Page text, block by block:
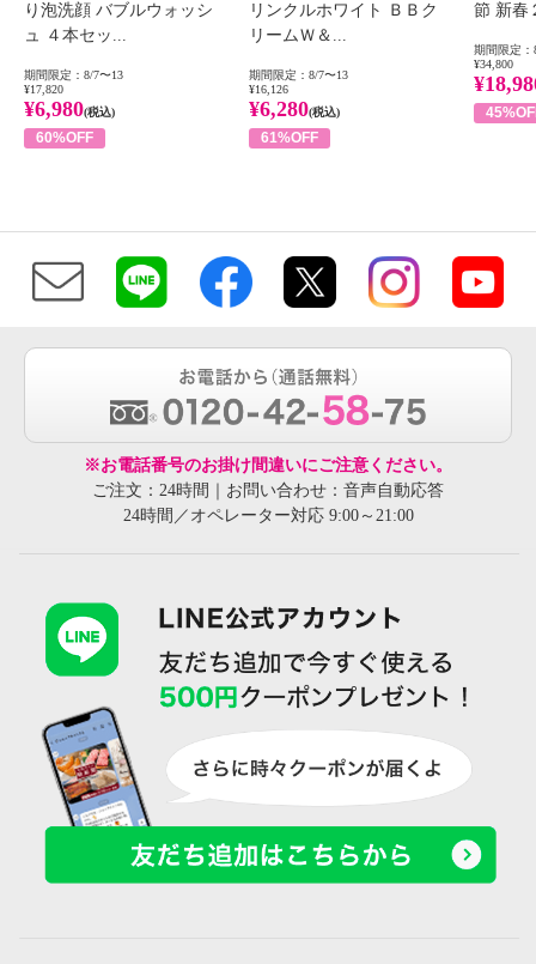
り泡洗顔 バブルウォッシ
ュ ４本セッ...
期間限定：8/7〜13
¥17,820
¥6,980(税込)
60%OFF
リンクルホワイト ＢＢク
リームＷ＆...
期間限定：8/7〜13
¥16,126
¥6,280(税込)
61%OFF
節 新春
期間限定：
¥34,800
※お電話番号のお掛け間違いにご注意ください。
ご注文：24時間｜お問い合わせ：音声自動応答
24時間／オペレーター対応 9:00～21:00